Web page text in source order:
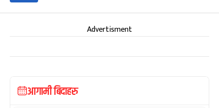
Advertisment
आगामी बिदाहरु